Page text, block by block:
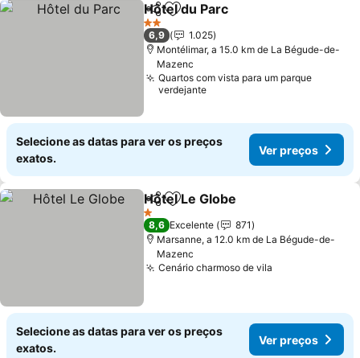
PartilharAdicionar aos favoritos
Hôtel du Parc
2 Estrelas
6,9
1.025
Montélimar, a 15.0 km de La Bégude-de-
Mazenc
Quartos com vista para um parque
verdejante
Selecione as datas para ver os preços
exatos.
Ver preços
PartilharAdicionar aos favoritos
Hôtel Le Globe
1 Estrelas
8,6 Excelente
871
Marsanne, a 12.0 km de La Bégude-de-
Mazenc
Cenário charmoso de vila
Selecione as datas para ver os preços
exatos.
Ver preços